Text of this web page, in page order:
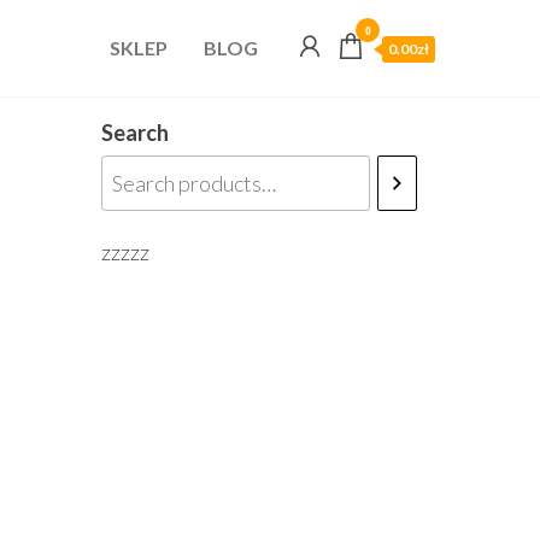
SKLEP BLOG
0
0.00zł
Search
zzzzz